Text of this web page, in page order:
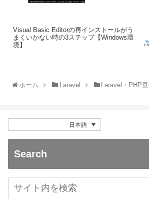
Visual Basic Editorの再インストールがう
まくいかない時の3ステップ【Windows環
境】
ホーム Laravel Laravel・PHP
日本語
Search